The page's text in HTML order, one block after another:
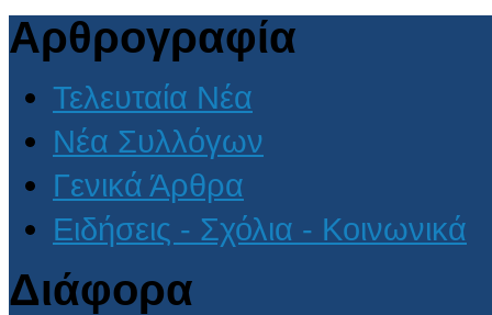
Αρθρογραφία
Τελευταία Νέα
Νέα Συλλόγων
Γενικά Άρθρα
Ειδήσεις - Σχόλια - Κοινωνικά
Διάφορα